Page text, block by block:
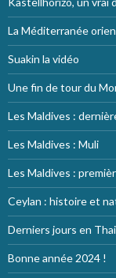
La Méditerranée
Suakin la vidéo
Une fin de tour du
Les Maldives :
Les Maldives : Muli
Les Maldives :
Ceylan : histoire et
Derniers jours en
Bonne année 2024 !